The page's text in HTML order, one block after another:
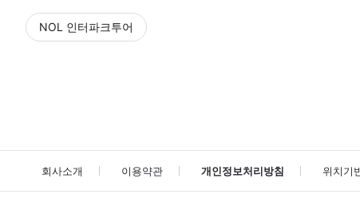
NOL 인터파크투어
회사소개 이용약관 개인정보처리방침 위치기